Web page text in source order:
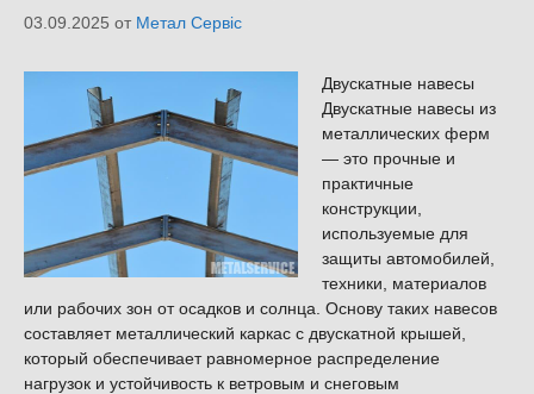
03.09.2025 от Метал Сервіс
Двускатные навесы
Двускатные навесы из
металлических ферм
— это прочные и
практичные
конструкции,
используемые для
защиты автомобилей,
техники, материалов
или рабочих зон от осадков и солнца. Основу таких навесов
составляет металлический каркас с двускатной крышей,
который обеспечивает равномерное распределение
нагрузок и устойчивость к ветровым и снеговым